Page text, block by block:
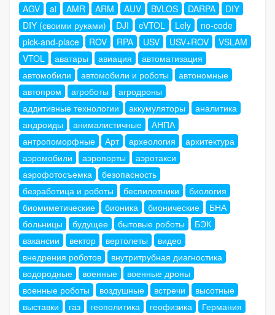
AGV ai AMR ARM AUV BVLOS DARPA
DIY
DIY (своими руками)
DJI eVTOL Lely
no-code
pick-and-place
ROV RPA USV USV+ROV
VSLAM
VTOL
аватары авиация
автоматизация
автомобили
автомобили и роботы
автономные
автопром
агроботы
агродроны
аддитивные технологии
аккумуляторы
аналитика
андроиды
анималистичные
АНПА
антропоморфные
Арт археология
архитектура
аэромобили
аэропорты
аэротакси
аэрофотосъемка
безопасность
безработица и роботы
беспилотники
биология
биомиметические
бионика бионические
БНА
больницы
будущее бытовые роботы
БЭК
вакансии
вектор вертолеты
видео
внедрения роботов
внутритрубная диагностика
водородные
военные
военные дроны
военные роботы
воздушные встречи
высотные
выставки
газ геополитика геофизика
Германия